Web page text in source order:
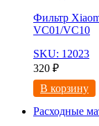
Фильтр
VC01/VC10
SKU: 12023
320 ₽
В корзину
Расходные